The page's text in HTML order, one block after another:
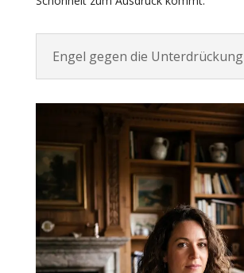
Engel gegen die Unterdrückung